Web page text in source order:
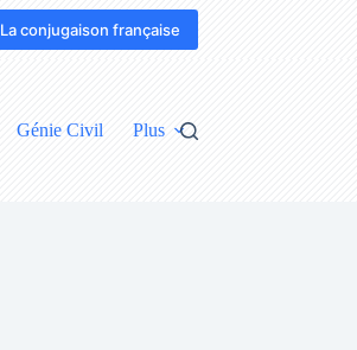
La conjugaison française
Génie Civil Plus